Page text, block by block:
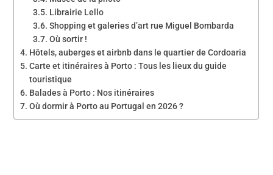
Librairie Lello
Shopping et galeries d’art rue Miguel Bombarda
Où sortir !
Hôtels, auberges et airbnb dans le quartier de Cordoaria
Carte et itinéraires à Porto : Tous les lieux du guide
touristique
Balades à Porto : Nos itinéraires
Où dormir à Porto au Portugal en 2026 ?